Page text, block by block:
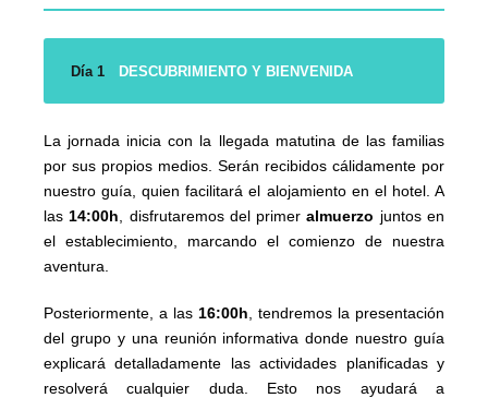
Día 1 DESCUBRIMIENTO Y BIENVENIDA
La jornada inicia con la llegada matutina de las familias
por sus propios medios. Serán recibidos cálidamente por
nuestro guía, quien facilitará el alojamiento en el hotel. A
las 14:00h , disfrutaremos del primeralmuerzo juntos en
el establecimiento, marcando el comienzo de nuestra
aventura.
Posteriormente, a las 16:00h , tendremos la presentación
del grupo y una reunión informativa donde nuestro guía
explicará detalladamente las actividades planificadas y
resolverá cualquier duda. Esto nos ayudará a